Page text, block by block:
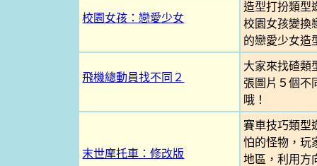
校園女孩：戀愛少女
造型打扮類型
校園女孩變換
的戀愛少女造
飛機總動員找不同２
大家來找碴類
張圖片５個不
哦！
末世摩托車：修改版
賽車技巧類型
怕的怪物，玩
地區，利用方